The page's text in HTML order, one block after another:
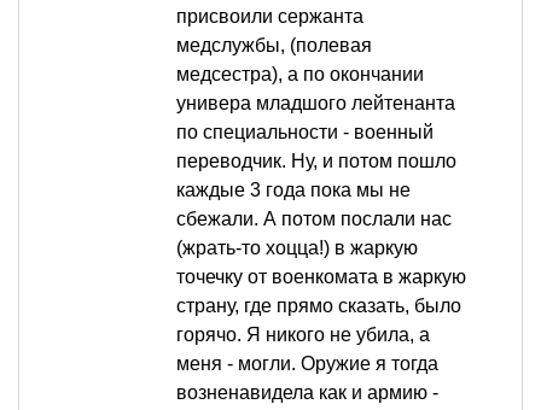
присвоили сержанта
медслужбы, (полевая
медсестра), а по окончании
универа младшого лейтенанта
по специальности - военный
переводчик. Ну, и потом пошло
каждые 3 года пока мы не
сбежали. А потом послали нас
(жрать-то хоцца!) в жаркую
точечку от военкомата в жаркую
страну, где прямо сказать, было
горячо. Я никого не убила, а
меня - могли. Оружие я тогда
возненавидела как и армию -